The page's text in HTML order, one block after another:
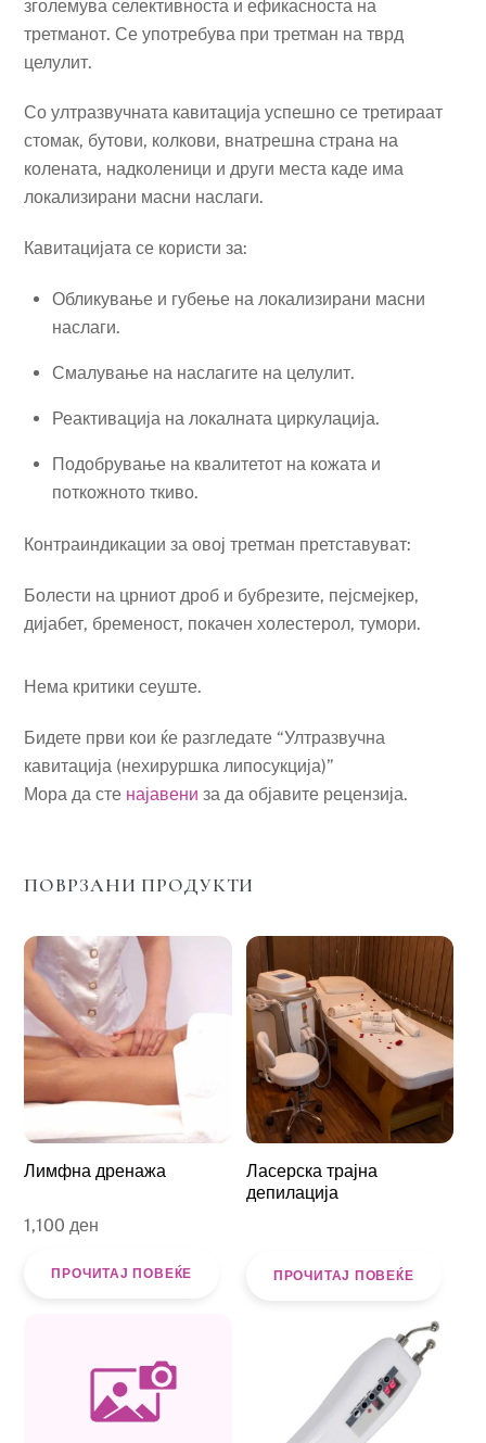
зголемува селективноста и ефикасноста на
третманот. Се употребува при третман на тврд
целулит.
Со ултразвучната кавитација успешно се третираат
стомак, бутови, колкови, внатрешна страна на
колената, надколеници и други места каде има
локализирани масни наслаги.
Кавитацијата се користи за:
Обликување и губење на локализирани масни
наслаги.
Смалување на наслагите на целулит.
Реактивација на локалната циркулација.
Подобрување на квалитетот на кожата и
поткожното ткиво.
Контраиндикации за овој третман претставуват:
Болести на црниот дроб и бубрезите, пејсмејкер,
дијабет, бременост, покачен холестерол, тумори.
Нема критики сеуште.
Бидете први кои ќе разгледате “Ултразвучна
кавитација (нехируршка липосукција)”
Мора да сте најавени за да објавите рецензија.
ПОВРЗАНИ ПРОДУКТИ
Лимфна дренажа
1,100 ден
ПРОЧИТАЈ ПОВЕЌЕ
Ласерска трајна
депилација
ПРОЧИТАЈ ПОВЕЌЕ